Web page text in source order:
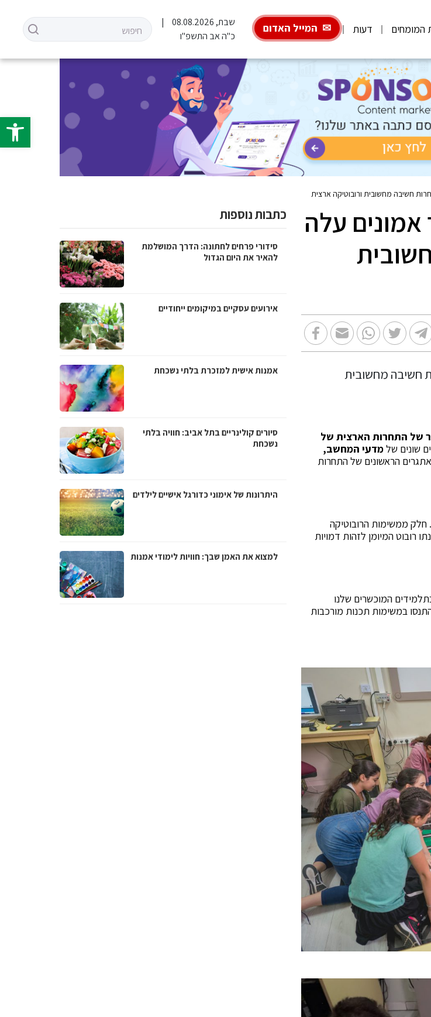
פתח
המומחים דעות המייל האדום
שבת, 08.08.2026
כ"ה אב התשפ"ו
חשיבה מחשובית ורובוטיקה ארצית
עלה
של התחרות הארצית של
שונים שלמדעי המחשב,
של כ-20 תלמידים מאמונים צלחה את 3 האתגרים הראשונים של התחרות
ממשימות הרובוטיקה
רובוט המיומן לזהות דמויות
המוכשרים שלנו
במשימות תכנות מורכבות
כתבות נוספות
סידורי פרחים לחתונה: הדרך המושלמת
להאיר את היום הגדול
אירועים עסקיים במיקומים ייחודיים
אמנות אישית למזכרת בלתי נשכחת
סיורים קולינריים בתל אביב: חוויה בלתי
נשכחת
היתרונות של אימוני כדורגל אישיים לילדים
למצוא את האמן שבך: חוויות לימודי אמנות